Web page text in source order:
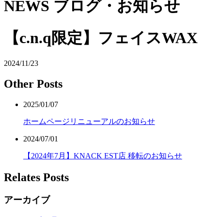
NEWS ブログ・お知らせ
【c.n.q限定】フェイスWAX
2024/11/23
Other Posts
2025/01/07
ホームページリニューアルのお知らせ
2024/07/01
【2024年7月】KNACK EST店 移転のお知らせ
Relates Posts
アーカイブ